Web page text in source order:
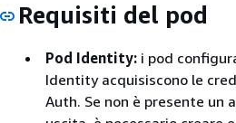
Requisiti del pod
Pod Identity: i pod
Identity acquisiscono le
Auth. Se non è presente un